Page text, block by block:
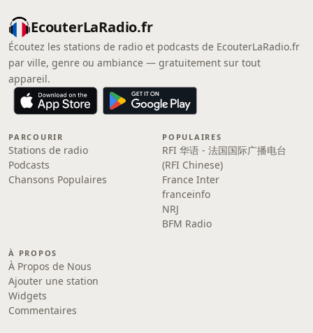
EcouterLaRadio.fr
Écoutez les stations de radio et podcasts de EcouterLaRadio.fr
par ville, genre ou ambiance — gratuitement sur tout
appareil.
PARCOURIR
Stations de radio
Podcasts
Chansons Populaires
POPULAIRES
RFI 华语 - 法国国际广播电台
(RFI Chinese)
France Inter
franceinfo
NRJ
BFM Radio
À PROPOS
À Propos de Nous
Ajouter une station
Widgets
Commentaires